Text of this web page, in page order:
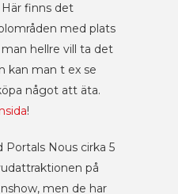
finns det
med plats
hellre vill ta det
kan man t ex se
något att äta.
!
Portals Nous cirka 5
på
men de har